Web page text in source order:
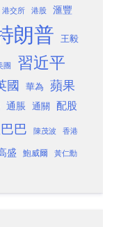
港交所 港股 滙豐
朗普 王毅
團 習近平
國 華為 蘋果
通脹 通關 配股
巴 陳茂波 香港
盛 鮑威爾 黃仁勳